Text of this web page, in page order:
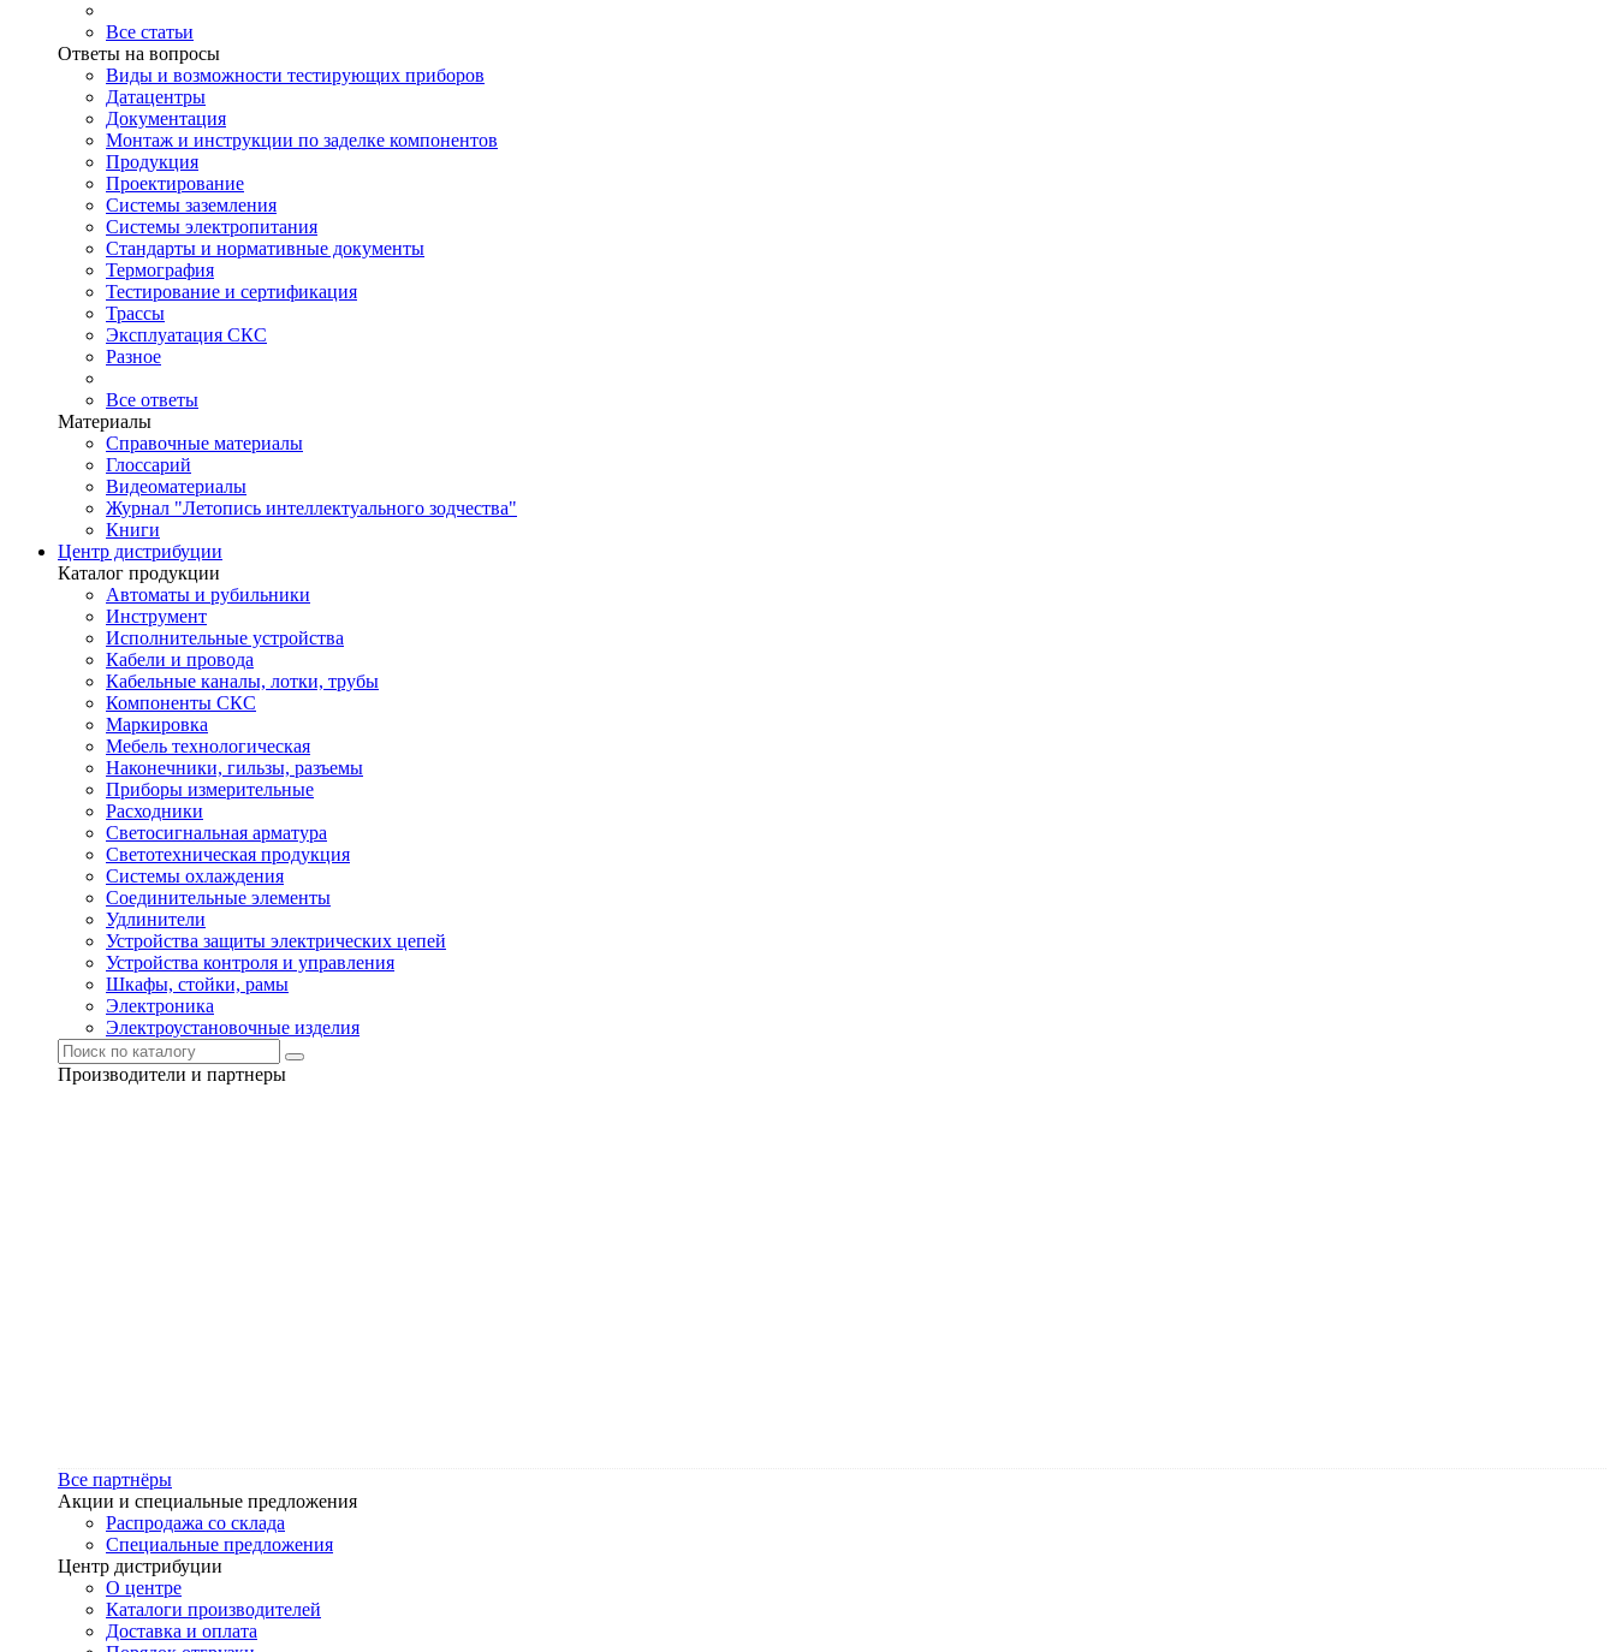
Все статьи
Ответы на вопросы
Виды и возможности тестирующих приборов
Датацентры
Документация
Монтаж и инструкции по заделке компонентов
Продукция
Проектирование
Системы заземления
Системы электропитания
Стандарты и нормативные документы
Термография
Тестирование и сертификация
Трассы
Эксплуатация СКС
Разное
Все ответы
Материалы
Справочные материалы
Глоссарий
Видеоматериалы
Журнал "Летопись интеллектуального зодчества"
Книги
Центр дистрибуции
Каталог продукции
Автоматы и рубильники
Инструмент
Исполнительные устройства
Кабели и провода
Кабельные каналы, лотки, трубы
Компоненты СКС
Маркировка
Мебель технологическая
Наконечники, гильзы, разъемы
Приборы измерительные
Расходники
Светосигнальная арматура
Светотехническая продукция
Системы охлаждения
Соединительные элементы
Удлинители
Устройства защиты электрических цепей
Устройства контроля и управления
Шкафы, стойки, рамы
Электроника
Электроустановочные изделия
Производители и партнеры
Все партнёры
Акции и специальные предложения
Распродажа со склада
Специальные предложения
Центр дистрибуции
О центре
Каталоги производителей
Доставка и оплата